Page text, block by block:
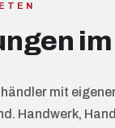
mit
Handwerk,